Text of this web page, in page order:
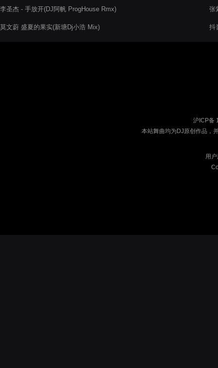
李圣杰 - 手放开(DJ阿帆 ProgHouse Rmx)
莫文蔚 盛夏的果实(新塘Dj小浩 Mix)
张
抖
沪ICP备
本站舞曲均为DJ原创作品，
用